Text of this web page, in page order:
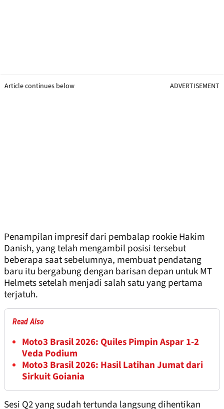
Article continues below ADVERTISEMENT
Penampilan impresif dari pembalap rookie Hakim
Danish, yang telah mengambil posisi tersebut
beberapa saat sebelumnya, membuat pendatang
baru itu bergabung dengan barisan depan untuk MT
Helmets setelah menjadi salah satu yang pertama
terjatuh.
Read Also
Moto3 Brasil 2026: Quiles Pimpin Aspar 1-2
Veda Podium
Moto3 Brasil 2026: Hasil Latihan Jumat dari
Sirkuit Goiania
Sesi Q2 yang sudah tertunda langsung dihentikan